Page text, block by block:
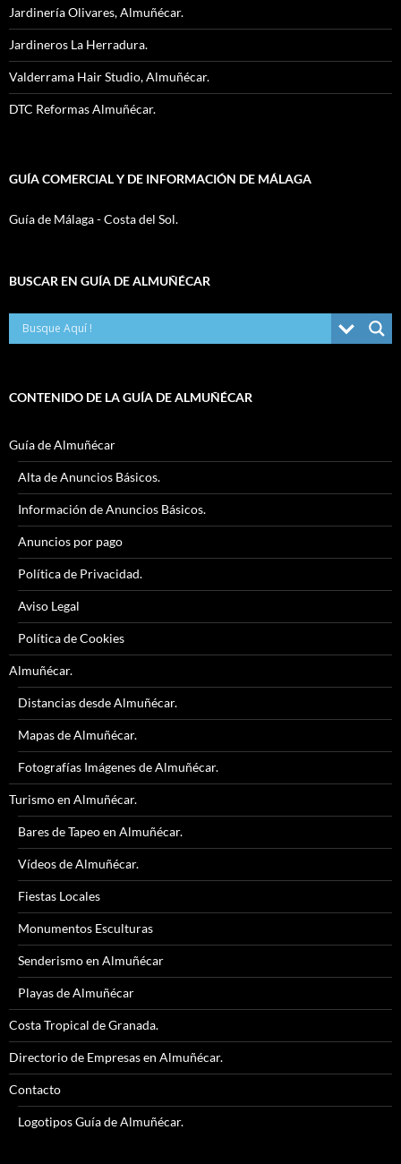
Jardinería Olivares, Almuñécar.
Jardineros La Herradura.
Valderrama Hair Studio, Almuñécar.
DTC Reformas Almuñécar.
GUÍA COMERCIAL Y DE INFORMACIÓN DE MÁLAGA
Guía de Málaga - Costa del Sol.
BUSCAR EN GUÍA DE ALMUÑÉCAR
CONTENIDO DE LA GUÍA DE ALMUÑÉCAR
Guía de Almuñécar
Alta de Anuncios Básicos.
Información de Anuncios Básicos.
Anuncios por pago
Política de Privacidad.
Aviso Legal
Política de Cookies
Almuñécar.
Distancias desde Almuñécar.
Mapas de Almuñécar.
Fotografías Imágenes de Almuñécar.
Turismo en Almuñécar.
Bares de Tapeo en Almuñécar.
Vídeos de Almuñécar.
Fiestas Locales
Monumentos Esculturas
Senderismo en Almuñécar
Playas de Almuñécar
Costa Tropical de Granada.
Directorio de Empresas en Almuñécar.
Contacto
Logotipos Guía de Almuñécar.